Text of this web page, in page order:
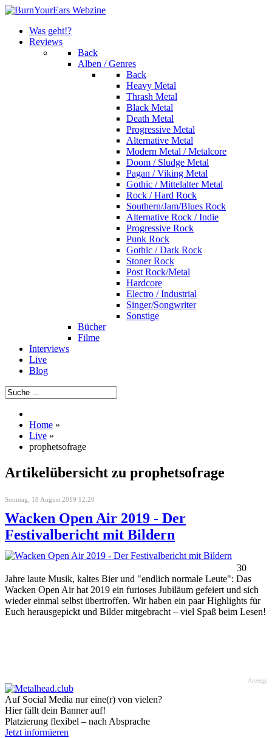
Was geht!?
Reviews
Back
Alben / Genres
Back
Heavy Metal
Thrash Metal
Black Metal
Death Metal
Progressive Metal
Alternative Metal
Modern Metal / Metalcore
Doom / Sludge Metal
Pagan / Viking Metal
Gothic / Mittelalter Metal
Rock / Hard Rock
Southern/Jam/Blues Rock
Alternative Rock / Indie
Progressive Rock
Punk Rock
Gothic / Dark Rock
Stoner Rock
Post Rock/Metal
Hardcore
Electro / Industrial
Singer/Songwriter
Sonstige
Bücher
Filme
Interviews
Live
Blog
Home »
Live »
prophetsofrage
Artikelübersicht zu prophetsofrage
Sonntag, 18 August 2019 12:20
Wacken Open Air 2019 - Der
Festivalbericht mit Bildern
30
Jahre laute Musik, kaltes Bier und "endlich normale Leute": Das
Wacken Open Air hat 2019 ein furioses Jubiläum gefeiert und sich
wieder einmal selbst übertroffen. Wir haben ein paar Highlights für
Euch herausgepickt und Bilder mitgebracht – viel Spaß beim Lesen!
Anzeige
Auf Social Media nur eine(r) von vielen?
Hier fällt dein Banner auf!
Platzierung flexibel – nach Absprache
Jetzt informieren